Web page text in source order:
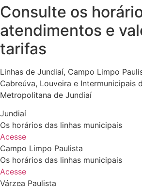
Consulte os
atendimentos e
tarifas
Linhas de Jundiaí, Campo Limpo
Cabreúva, Louveira e Intermunicipais
Metropolitana de Jundiaí
Jundiaí
Os horários das linhas municipais
Acesse
Campo Limpo Paulista
Os horários das linhas municipais
Acesse
Várzea Paulista